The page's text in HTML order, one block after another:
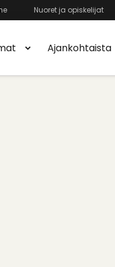
Nuoret ja opiskelijat
Ajankohtaista